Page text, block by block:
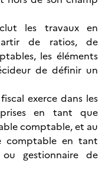
les travaux en
de ratios, de
les éléments
de définir un
exerce dans les
en tant que
comptable, et au
comptable en tant
gestionnaire de